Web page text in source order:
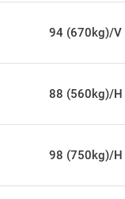
94 (670kg)/V
88 (560kg)/
98 (750kg)/